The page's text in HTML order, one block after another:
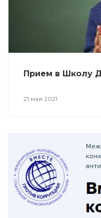
Прием в Школу
21 мая 2021